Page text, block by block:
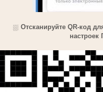
⛆ Отсканируйте QR-код